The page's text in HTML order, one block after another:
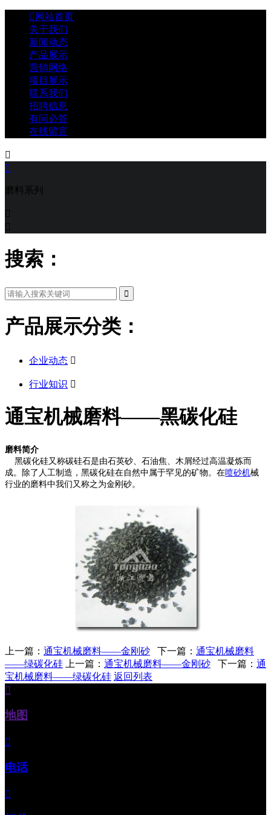
 网站首页
关于我们
新闻动态
产品展示
营销网络
项目展示
联系我们
招聘信息
有问必答
在线留言


磨料系列


搜索：
产品展示分类：
企业动态 
行业知识 
通宝机械磨料——黑碳化硅
磨料简介
黑碳化硅又称碳硅石是由石英砂、石油焦、木屑经过高温凝炼而
成。除了人工制造，黑碳化硅在自然中属于罕见的矿物。在喷砂机械
行业的磨料中我们又称之为金刚砂。
上一篇： 通宝机械磨料——金刚砂 下一篇： 通宝机械磨料
——绿碳化硅 上一篇： 通宝机械磨料——金刚砂 下一篇： 通
宝机械磨料——绿碳化硅 返回列表

地图

电话
